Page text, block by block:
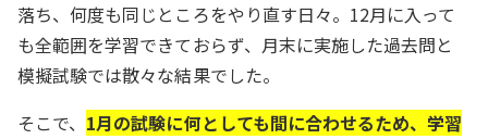
落ち、何度も同じところをやり直す日々。12月に入って
も全範囲を学習できておらず、月末に実施した過去問と
模擬試験では散々な結果でした。
そこで、 1月の試験に何としても間に合わせるため、学習